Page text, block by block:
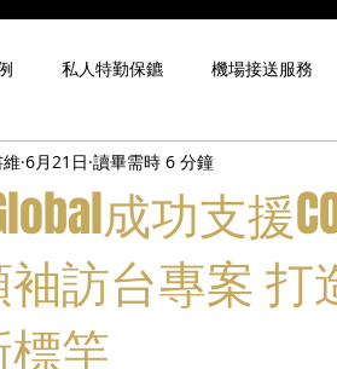
私人特勤保鑣 機場接送服務
管專業司機 活動禮賓接待
成功支援
訪台專案
竿
6月21日 讀畢需時 6 分鐘